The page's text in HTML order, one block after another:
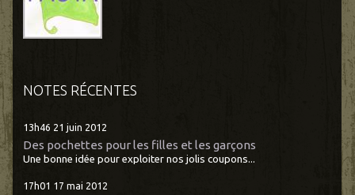
NOTES RÉCENTES
13h46 21 juin 2012
Des pochettes pour les filles et les garçons
Une bonne idée pour exploiter nos jolis coupons...
17h01 17 mai 2012